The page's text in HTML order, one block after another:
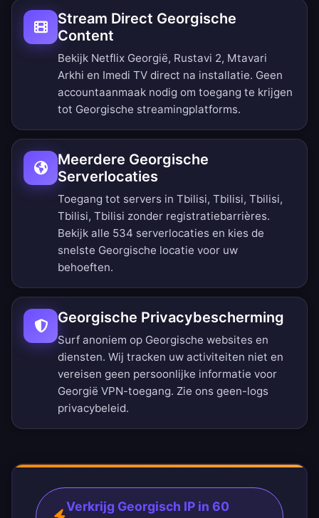
Stream Direct Georgische
Content
Bekijk Netflix Georgië, Rustavi 2, Mtavari
Arkhi en Imedi TV direct na installatie. Geen
accountaanmaak nodig om toegang te krijgen
tot Georgische streamingplatforms.
Meerdere Georgische
Serverlocaties
Toegang tot servers in Tbilisi, Tbilisi, Tbilisi,
Tbilisi, Tbilisi zonder registratiebarrières.
Bekijk alle 534 serverlocaties en kies de
snelste Georgische locatie voor uw
behoeften.
Georgische Privacybescherming
Surf anoniem op Georgische websites en
diensten. Wij tracken uw activiteiten niet en
vereisen geen persoonlijke informatie voor
Georgië VPN-toegang. Zie ons geen-logs
privacybeleid.
Verkrijg Georgisch IP in 60